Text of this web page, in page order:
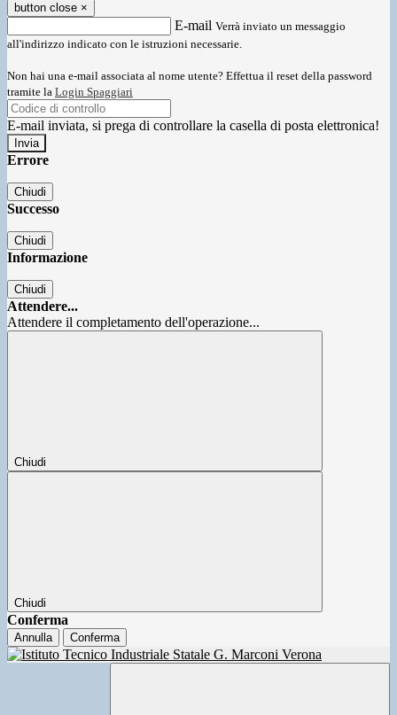
button close ×
E-mail Verrà inviato un messaggio
all'indirizzo indicato con le istruzioni necessarie.
Non hai una e-mail associata al nome utente? Effettua il reset della password
tramite la Login Spaggiari
E-mail inviata, si prega di controllare la casella di posta elettronica!
Errore
Chiudi
Successo
Chiudi
Informazione
Chiudi
Attendere...
Attendere il completamento dell'operazione...
Chiudi
Chiudi
Conferma
Annulla Conferma